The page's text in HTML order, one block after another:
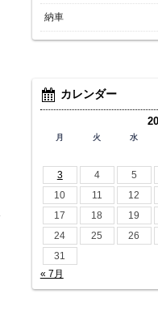
納車
カレンダー
月 火 水
3
4 5
10
11 12
17
18 19
24
25 26
31
« 7月